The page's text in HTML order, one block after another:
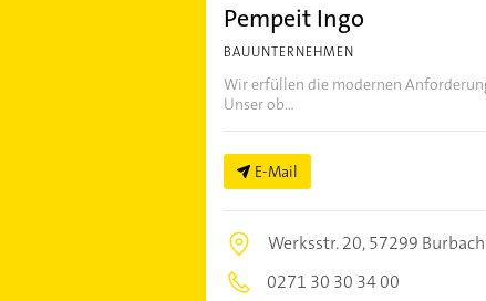
Pempeit Ingo
BAUUNTERNEHMEN
Wir erfüllen die modernen
Unser ob...
E-Mail
Werksstr. 20,57299 Burbach
0271 30 30 34 00